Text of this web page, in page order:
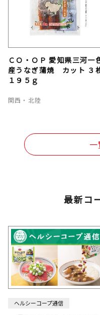
ＣＯ・ＯＰ 愛知県三河一
産うなぎ蒲焼 カット ３
１９５ｇ
関西・北陸
最新コ
ヘルシーコープ通信